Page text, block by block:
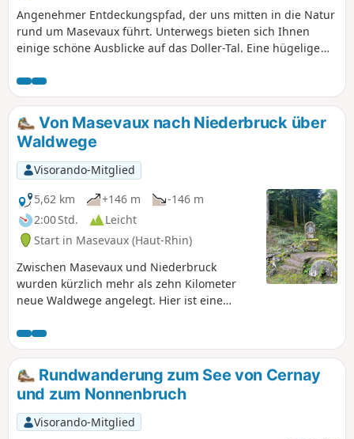
Angenehmer Entdeckungspfad, der uns mitten in die Natur
rund um Masevaux führt. Unterwegs bieten sich Ihnen
einige schöne Ausblicke auf das Doller-Tal. Eine hügelige
Von Masevaux nach Niederbruck über
Waldwege
Visorando-Mitglied
5,62 km
+146 m
-146 m
2:00 Std.
Leicht
Start in Masevaux (Haut-Rhin)
Zwischen Masevaux und Niederbruck
wurden kürzlich mehr als zehn Kilometer
neue Waldwege angelegt. Hier ist eine
teilweise über diese neuen Wege führt... Die
Wanderung ist über den Bahnhof
Niederbruck Centre erreichbar.
Rundwanderung zum See von Cernay
und zum Nonnenbruch
Visorando-Mitglied